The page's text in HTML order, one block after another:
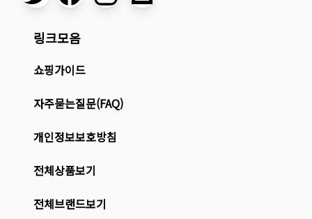
링크모음
쇼핑가이드
자주묻는질문(FAQ)
개인정보보호방침
전체상품보기
전체브랜드보기